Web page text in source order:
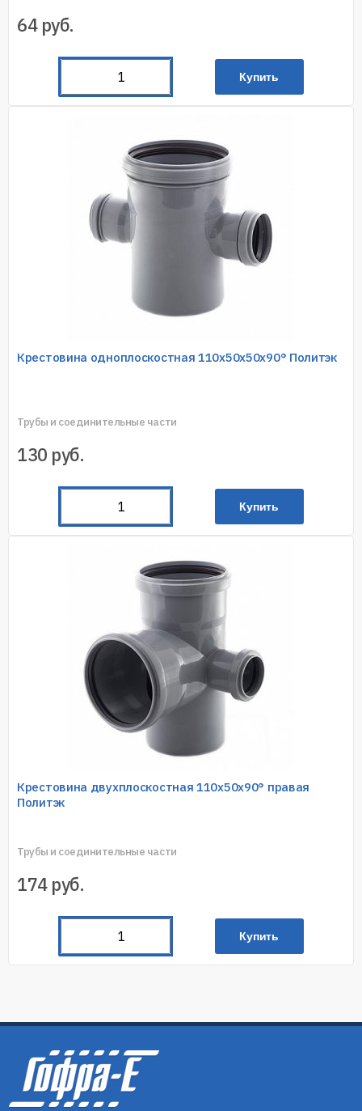
64 руб.
Купить
Крестовина одноплоскостная 110х50х50х90° Политэк
Трубы и соединительные части
130 руб.
Купить
Крестовина двухплоскостная 110х50х90° правая
Политэк
Трубы и соединительные части
174 руб.
Купить